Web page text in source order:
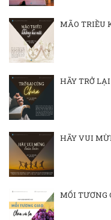
MÃO TRIỀU
HÃY TRỞ
HÃY VUI
MỐI TƯƠNG